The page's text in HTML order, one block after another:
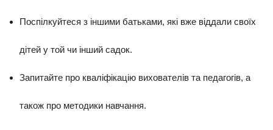
Поспілкуйтеся з іншими батьками, які вже віддали своїх
дітей у той чи інший садок.
Запитайте про кваліфікацію вихователів та педагогів, а
також про методики навчання.